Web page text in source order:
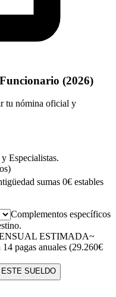
(2026)
tu nómina oficial y
Especialistas.
sumas 0€ estables
Complementos específicos
ESTIMADA~
pagas anuales (29.260€
SUELDO